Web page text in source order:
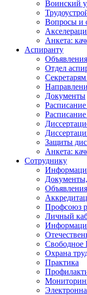
Воинский
Вопросы и
Анкета:
Аспиранту
Объявления
Отдел
Документы
Расписание
Защиты
Анкета:
Сотруднику
Профсоюз
Личный
Охрана
Практика